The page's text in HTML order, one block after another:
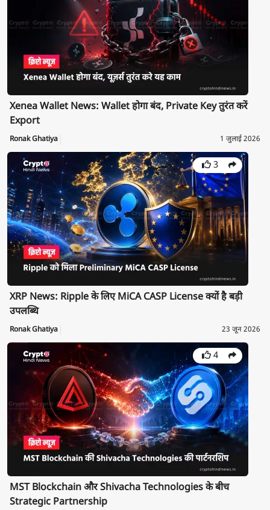
Xenea Wallet News: Wallet होगा बंद, Private Key तुरंत करें
Export
Ronak Ghatiya 1 जुलाई 2026
3
XRP News: Ripple के लिए MiCA CASP License क्यों है बड़ी
उपलब्धि
Ronak Ghatiya 23 जून 2026
4
MST Blockchain और Shivacha Technologies के बीच
Strategic Partnership